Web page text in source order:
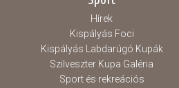
Hírek
Kispályás Foci
Kispályás Labdarúgó Kupák
Szilveszter Kupa Galéria
Sport és rekreációs